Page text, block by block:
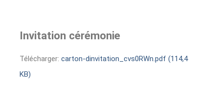
Invitation cérémonie
Télécharger: carton-dinvitation_cvs0RWn.pdf (114,4
KB)